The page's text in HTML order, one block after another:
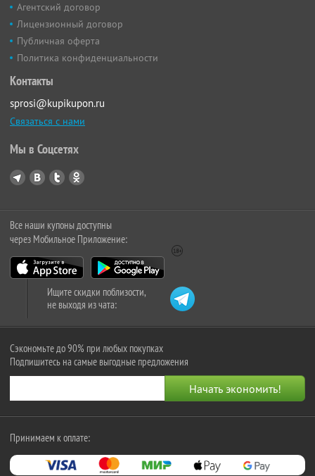
Агентский договор
Лицензионный договор
Публичная оферта
Политика конфиденциальности
Контакты
sprosi@kupikupon.ru
Связаться с нами
Мы в Соцсетях
Все наши купоны доступны
через Мобильное Приложение:
Ищите скидки поблизости,
не выходя из чата:
Сэкономьте до 90% при любых покупках
Подпишитесь на самые выгодные предложения
Принимаем к оплате: